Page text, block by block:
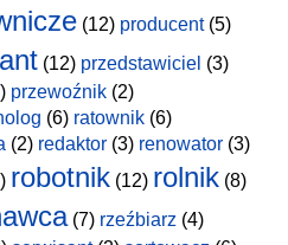
(12) producent(5)
(12) przedstawiciel (3)
przewoźnik (2)
(6) ratownik (6)
(2) redaktor (3) renowator (3)
robotnik (12) rolnik (8)
(7) rzeźbiarz (4)